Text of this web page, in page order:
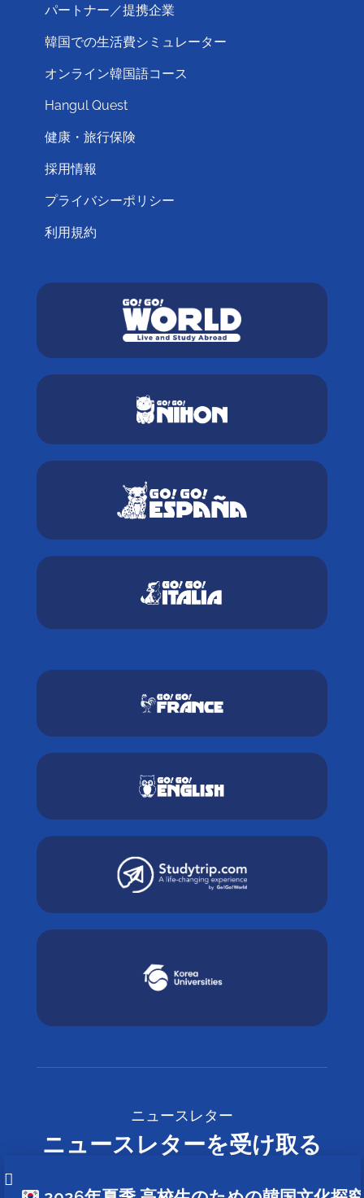
パートナー／提携企業
韓国での生活費シミュレーター
オンライン韓国語コース
Hangul Quest
健康・旅行保険
採用情報
プライバシーポリシー
利用規約
ニュースレター
ニュースレターを受け取る